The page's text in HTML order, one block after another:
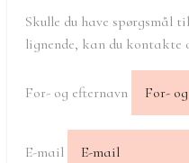
Skulle du have spørgsmål
lignende, kan du kontakte
For- og efternavn
E-mail